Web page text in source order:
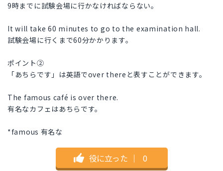
9時までに試験会場に行かなければならない。
It will take 60 minutes to go to the examination hall.
試験会場に行くまで60分かかります。
ポイント②
「あちらです」は英語でover thereと表すことができます。
The famous café is over there.
有名なカフェはあちらです。
*famous 有名な
役に立った ｜ 0